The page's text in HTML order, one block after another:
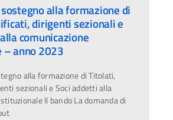
alla formazione di
dirigenti sezionali e
comunicazione
anno 2023
alla formazione di Titolati,
sezionali e Soci addetti alla
Il bando La domanda di